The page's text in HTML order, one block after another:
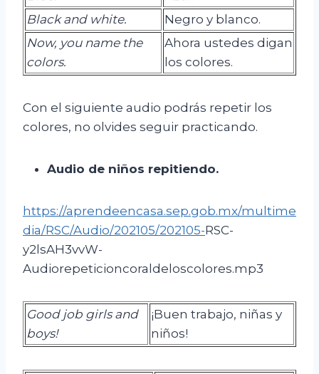
Black and white.
Negro y blanco.
Now, you name the
colors.
Ahora ustedes digan
los colores.
Con el siguiente audio podrás repetir los
colores, no olvides seguir practicando.
Audio de niños repitiendo.
https://aprendeencasa.sep.gob.mx/multime
dia/RSC/Audio/202105/202105-RSC-
y2lsAH3vvW-
Audiorepeticioncoraldeloscolores.mp3
Good job girls and
boys!
¡Buen trabajo, niñas y
niños!